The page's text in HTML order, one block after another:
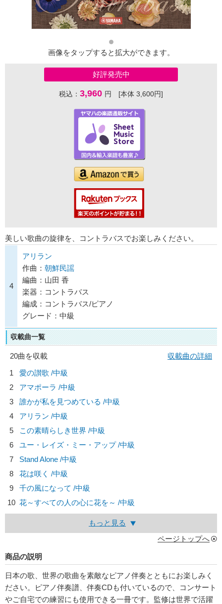
画像をタップすると拡大ができます。
好評発売中
税込： 3,960 円 [本体 3,600円]
美しい歌曲の旋律を、コントラバスでお楽しみください。
4
アリラン
作曲： 朝鮮民謡
編曲：山田 香
楽器：コントラバス
編成：コントラバス/ピアノ
グレード：中級
収載曲一覧
20曲を収載
収載曲の詳細
1
愛の讃歌 /中級
2
アマポーラ /中級
3
誰かが私を見つめている /中級
4
アリラン /中級
5
この素晴らしき世界 /中級
6
ユー・レイズ・ミー・アップ /中級
7
Stand Alone /中級
8
花は咲く /中級
9
千の風になって /中級
10 花～すべての人の心に花を～ /中級
もっと見る
ページトップへ
商品の説明
日本の歌、世界の歌曲を素敵なピアノ伴奏とともにお楽しみく
ださい。ピアノ伴奏譜、伴奏CDも付いているので、コンサート
やご自宅での練習にも使用できる一冊です。監修は世界で活躍